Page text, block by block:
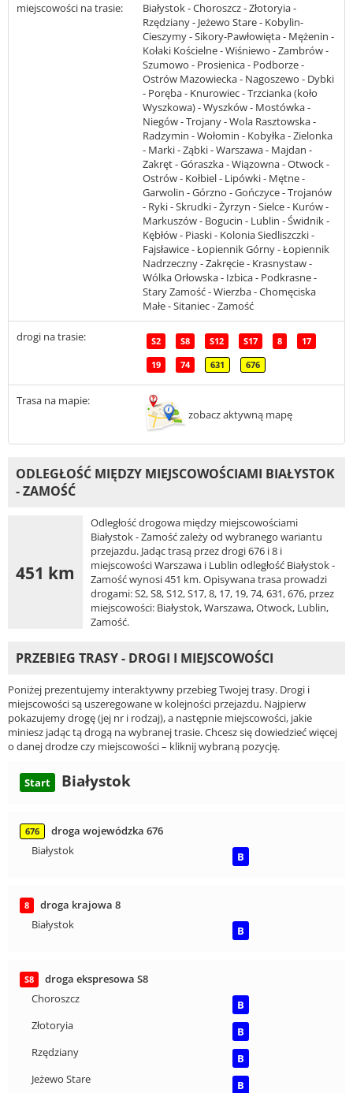
miejscowości na trasie:
Białystok - Choroszcz - Złotoryia -
Rzędziany - Jeżewo Stare - Kobylin-
Cieszymy - Sikory-Pawłowięta - Mężenin -
Kołaki Kościelne - Wiśniewo - Zambrów -
Szumowo - Prosienica - Podborze -
Ostrów Mazowiecka - Nagoszewo - Dybki
- Poręba - Knurowiec - Trzcianka (koło
Wyszkowa) - Wyszków - Mostówka -
Niegów - Trojany - Wola Rasztowska -
Radzymin - Wołomin - Kobyłka - Zielonka
- Marki - Ząbki - Warszawa - Majdan -
Zakręt - Góraszka - Wiązowna - Otwock -
Ostrów - Kołbiel - Lipówki - Mętne -
Garwolin - Górzno - Gończyce - Trojanów
- Ryki - Skrudki - Żyrzyn - Sielce - Kurów -
Markuszów - Bogucin - Lublin - Świdnik -
Kębłów - Piaski - Kolonia Siedliszczki -
Fajsławice - Łopiennik Górny - Łopiennik
Nadrzeczny - Zakręcie - Krasnystaw -
Wólka Orłowska - Izbica - Podkrasne -
Stary Zamość - Wierzba - Chomęciska
Małe - Sitaniec - Zamość
drogi na trasie: S2 S8 S12 S17 8 17
19 74 631 676
Trasa na mapie:
zobacz aktywną mapę
ODLEGŁOŚĆ MIĘDZY MIEJSCOWOŚCIAMI BIAŁYSTOK
- ZAMOŚĆ
451 km
Odległość drogowa między miejscowościami
Białystok - Zamość zależy od wybranego wariantu
przejazdu. Jadąc trasą przez drogi 676 i 8 i
miejscowości Warszawa i Lublin odległość Białystok -
Zamość wynosi 451 km. Opisywana trasa prowadzi
drogami: S2, S8, S12, S17, 8, 17, 19, 74, 631, 676, przez
miejscowości: Białystok, Warszawa, Otwock, Lublin,
Zamość.
PRZEBIEG TRASY - DROGI I MIEJSCOWOŚCI
Poniżej prezentujemy interaktywny przebieg Twojej trasy. Drogi i
miejscowości są uszeregowane w kolejności przejazdu. Najpierw
pokazujemy drogę (jej nr i rodzaj), a następnie miejscowości, jakie
miniesz jadąc tą drogą na wybranej trasie. Chcesz się dowiedzieć więcej
o danej drodze czy miejscowości – kliknij wybraną pozycję.
Start Białystok
676
droga wojewódzka 676
Białystok
B
8
droga krajowa 8
Białystok
B
S8
droga ekspresowa S8
Choroszcz
B
Złotoryia
B
Rzędziany
B
Jeżewo Stare
B